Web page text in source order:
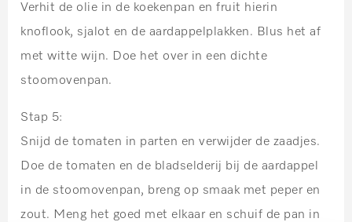
Verhit de olie in de koekenpan en fruit hierin
knoflook, sjalot en de aardappelplakken. Blus het af
met witte wijn. Doe het over in een dichte
stoomovenpan.
Stap 5:
Snijd de tomaten in parten en verwijder de zaadjes.
Doe de tomaten en de bladselderij bij de aardappel
in de stoomovenpan, breng op smaak met peper en
zout. Meng het goed met elkaar en schuif de pan in